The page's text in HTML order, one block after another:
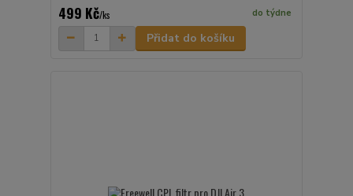
499 Kč/ks do týdne
Přidat do košíku